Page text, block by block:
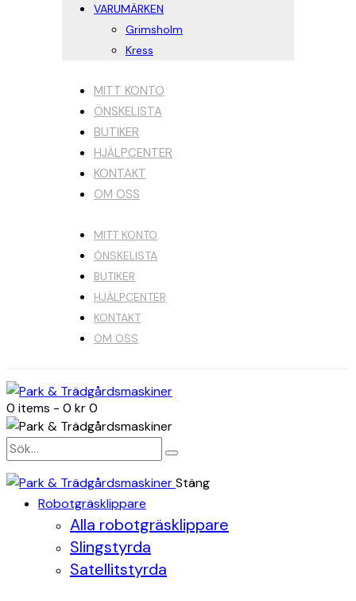
VARUMÄRKEN
Grimsholm
Kress
MITT KONTO
ÖNSKELISTA
BUTIKER
HJÄLPCENTER
KONTAKT
OM OSS
MITT KONTO
ÖNSKELISTA
BUTIKER
HJÄLPCENTER
KONTAKT
OM OSS
0 items - 0 kr0
Stäng
Robotgräsklippare
Alla robotgräsklippare
Slingstyrda
Satellitstyrda